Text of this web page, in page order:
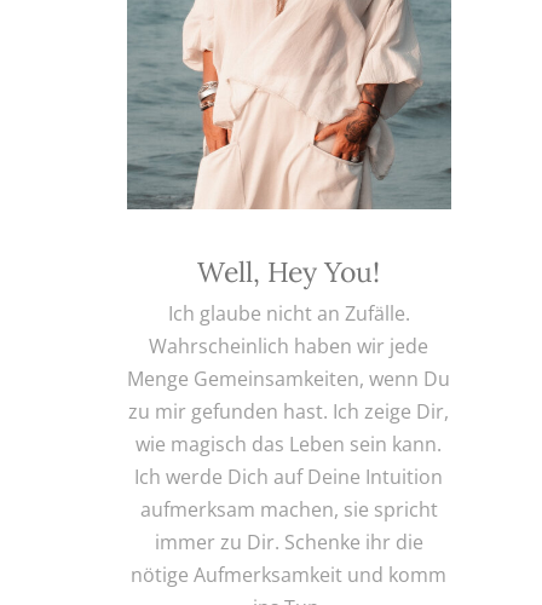
Well, Hey You!
Ich glaube nicht an Zufälle.
Wahrscheinlich haben wir jede
Menge Gemeinsamkeiten, wenn Du
zu mir gefunden hast. Ich zeige Dir,
wie magisch das Leben sein kann.
Ich werde Dich auf Deine Intuition
aufmerksam machen, sie spricht
immer zu Dir. Schenke ihr die
nötige Aufmerksamkeit und komm